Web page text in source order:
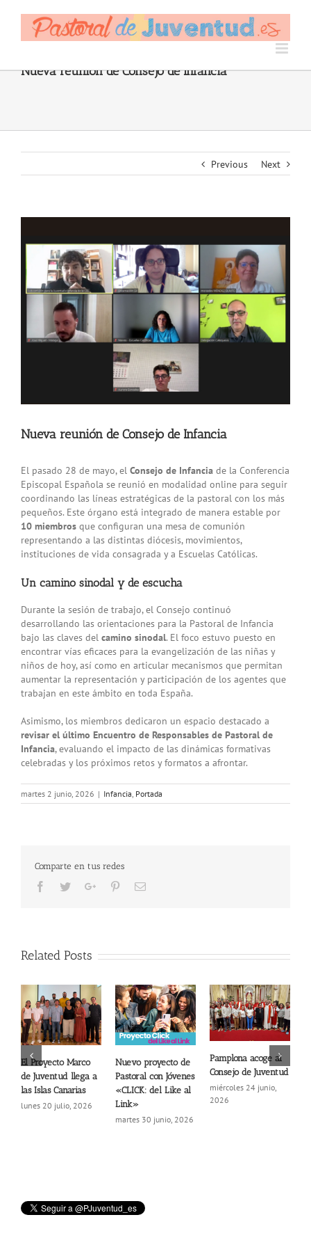
Nueva reunión de Consejo de Infancia
Previous Next
Image
Nueva reunión de Consejo de Infancia
El pasado 28 de mayo, el Consejo de Infancia de la Conferencia
Episcopal Española se reunió en modalidad online para seguir
coordinando las líneas estratégicas de la pastoral con los más
pequeños. Este órgano está integrado de manera estable por
10 miembros que configuran una mesa de comunión
representando a las distintas diócesis, movimientos,
instituciones de vida consagrada y a Escuelas Católicas.
Un camino sinodal y de escucha
Durante la sesión de trabajo, el Consejo continuó
desarrollando las orientaciones para la Pastoral de Infancia
bajo las claves del camino sinodal. El foco estuvo puesto en
encontrar vías eficaces para la evangelización de las niñas y
niños de hoy, así como en articular mecanismos que permitan
aumentar la representación y participación de los agentes que
trabajan en este ámbito en toda España.
Asimismo, los miembros dedicaron un espacio destacado a
revisar el último Encuentro de Responsables de Pastoral de
Infancia, evaluando el impacto de las dinámicas formativas
celebradas y los próximos retos y formatos a afrontar.
martes 2 junio, 2026 | Infancia, Portada
Comparte en tus redes
Facebook
TwitterGoogle+PinterestEmail
Related Posts
El Proyecto Marco
de Juventud llega a
las Islas Canarias
lunes 20 julio, 2026
Nuevo proyecto de
Pastoral con Jóvenes
«CLICK: del Like al
Link»
martes 30 junio, 2026
Pamplona acoge al
Consejo de Juventud
miércoles 24 junio,
2026